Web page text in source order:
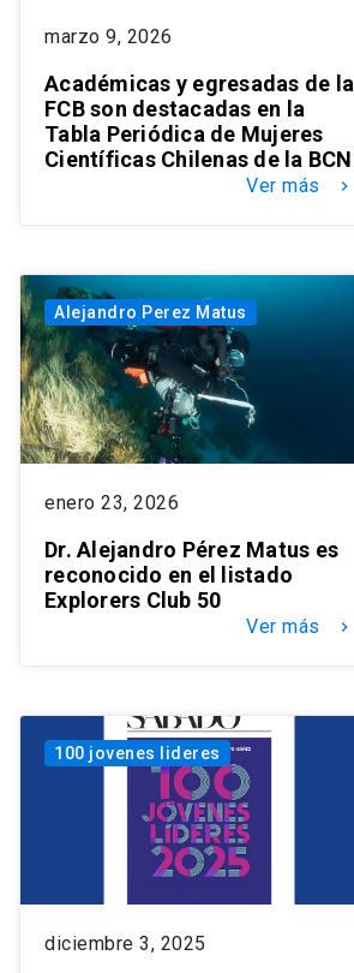
marzo 9, 2026
Académicas y egresadas de la
FCB son destacadas en la
Tabla Periódica de Mujeres
Científicas Chilenas de la BCN
Ver más keyboard_arrow_right
Alejandro Perez Matus
enero 23, 2026
Dr. Alejandro Pérez Matus es
reconocido en el listado
Explorers Club 50
Ver más keyboard_arrow_right
100 jovenes lideres
diciembre 3, 2025